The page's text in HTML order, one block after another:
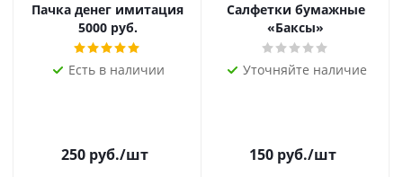
Пачка денег имитация
5000 руб.
Есть в наличии
250руб./шт
Салфетки бумажные
«Баксы»
Уточняйте наличие
150руб./шт